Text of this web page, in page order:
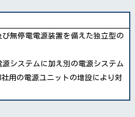
無停電電源装置を備えた独立型の
システムに加え別の電源システム
用の電源ユニットの増設により対